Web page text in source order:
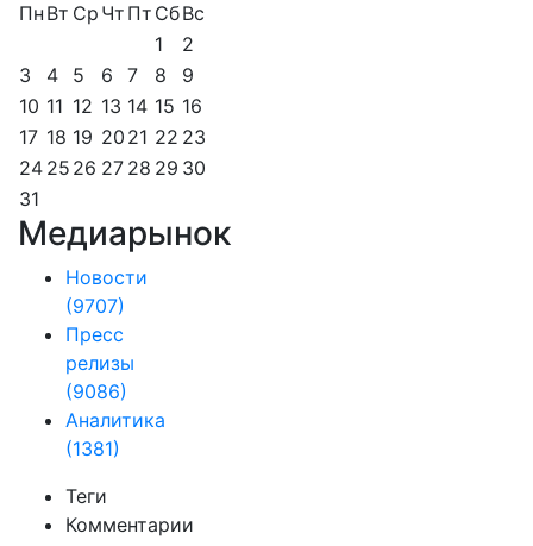
Пн Вт Ср Чт Пт СбВс
1
2
3
4 5 6 7 8
9
10 11 12 13 14 15 16
17 18 19 20 21 22 23
24 25 26 27 28 29 30
31
Медиарынок
Новости
(9707)
Пресс
релизы
(9086)
Аналитика
(1381)
Теги
Комментарии